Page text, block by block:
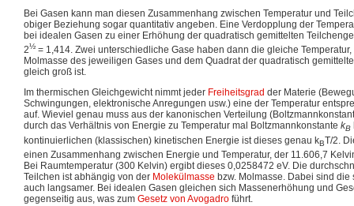
Bei Gasen kann man diesen Zusammenhang zwischen Temperatur und
obiger Beziehung sogar quantitativ angeben. Eine Verdopplung der
bei idealen Gasen zu einer Erhöhung der quadratisch gemittelten
2½ = 1,414. Zwei unterschiedliche Gase haben dann die gleiche
Molmasse des jeweiligen Gases und dem Quadrat der quadratisch
gleich groß ist.
Im thermischen Gleichgewicht nimmt jeder Freiheitsgrad der Materie
Schwingungen, elektronische Anregungen usw.) eine der Temperatur
auf. Wieviel genau muss aus der kanonischen Verteilung
durch das Verhältnis von Energie zu Temperatur mal Boltzmannkonstante kB
kontinuierlichen (klassischen) kinetischen Energie ist dieses genau kBT/2.
einen Zusammenhang zwischen Energie und Temperatur, der 11.606,7
Bei Raumtemperatur (300 Kelvin) ergibt dieses 0,0258472 eV. Die
Teilchen ist abhängig von der Molekülmasse bzw. Molmasse. Dabei sind
auch langsamer. Bei idealen Gasen gleichen sich Massenerhöhung und
gegenseitig aus, was zum Gesetz von Avogadro führt.